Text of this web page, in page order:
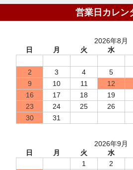
営業日カレン
2026年8月
日
月 火 水
2
3 4 5
9
10 11 12
16
17 18 19
23
24 25 26
30
31
2026年9月
日
月 火 水
1
2